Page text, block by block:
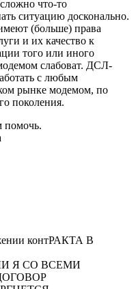
что-то
ситуацию досконально.
(больше) права
и их качество к
того или иного
слабоват. ДСЛ-
с любым
рынке модемом, по
поколения.
помочь.
контРАКТА В
Я СО ВСЕМИ